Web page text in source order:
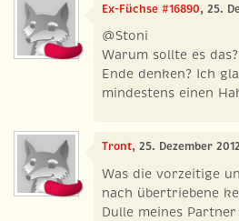
Ex-Füchse #16890, 25.
@Stoni
Warum sollte es
Ende denken? Ich
mindestens einen
Tront, 25. Dezember
Was die vorzeitige
nach übertriebene
Dulle meines